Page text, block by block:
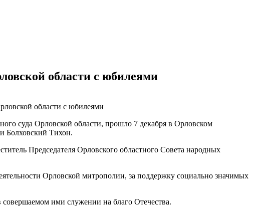
области с юбилеями
суда Орловской области, прошло 7 декабря в Орловском
Болховский Тихон.
Председателя Орловского областного Совета народных
Орловской митрополии, за поддержку социально значимых
ими служении на благо Отечества.